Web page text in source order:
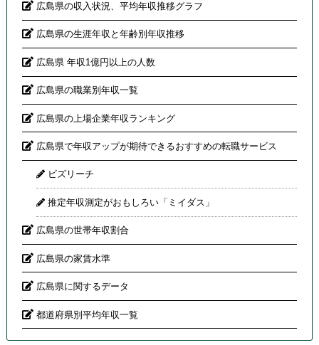
広島県の収入状況、平均年収推移グラフ
広島県の生涯年収と年齢別年収推移
広島県 年収1億円以上の人数
広島県の職業別年収一覧
広島県の上場企業年収ランキング
広島県で年収アップが期待できるおすすめの転職サービス
ビズリーチ
推定年収測定がおもしろい「ミイダス」
広島県の世帯年収割合
広島県の家賃水準
広島県に関するデータ
都道府県別平均年収一覧